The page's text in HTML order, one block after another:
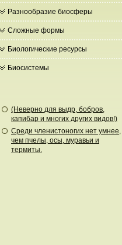
Разнообразие биосферы
Сложные формы
Биологические ресурсы
Биосистемы
(Неверно для выдр, бобров,
капибар и многих других видов!)
Среди членистоногих нет умнее,
чем пчелы, осы, муравьи и
термиты.